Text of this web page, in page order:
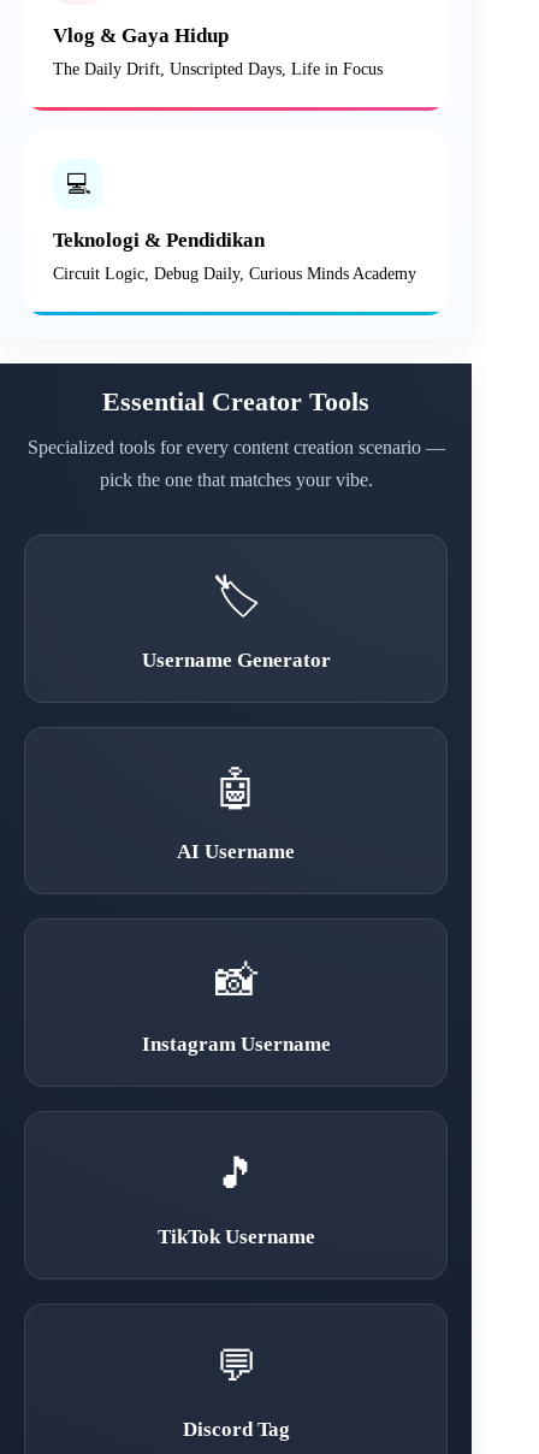
Vlog & Gaya Hidup
The Daily Drift, Unscripted Days, Life in Focus
💻
Teknologi & Pendidikan
Circuit Logic, Debug Daily, Curious Minds Academy
Essential Creator Tools
Specialized tools for every content creation scenario —
pick the one that matches your vibe.
🏷️
Username Generator
🤖
AI Username
📸
Instagram Username
🎵
TikTok Username
💬
Discord Tag